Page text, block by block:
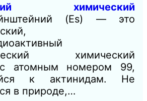
химический
(Es) — это
химический
атомным номером 99,
к актинидам. Не
в природе,…